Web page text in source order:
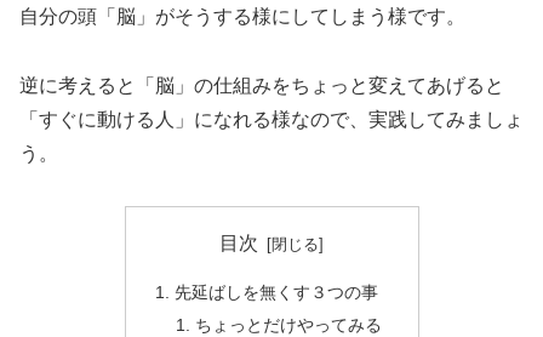
自分の頭「脳」がそうする様にしてしまう様です。
逆に考えると「脳」の仕組みをちょっと変えてあげると
「すぐに動ける人」になれる様なので、実践してみましょ
う。
目次
先延ばしを無くす３つの事
ちょっとだけやってみる